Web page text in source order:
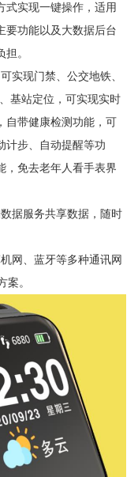
式实现一键操作，适用
要功能以及大数据后台
。
实现门禁、公交地铁、
基站定位，可实现实时
自带健康检测功能，可
计步、自动提醒等功
，免去老年人看手表界
据服务共享数据，随时
网、蓝牙等多种通讯网
案。